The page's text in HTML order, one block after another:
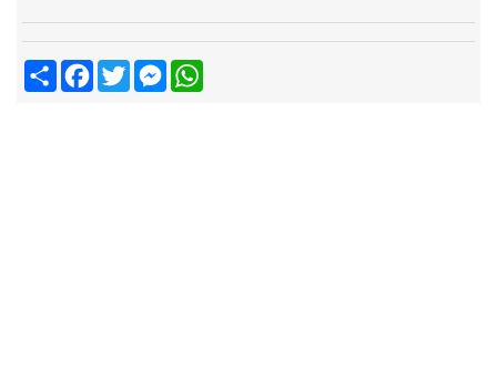
ShareFacebook
TwitterMessenger